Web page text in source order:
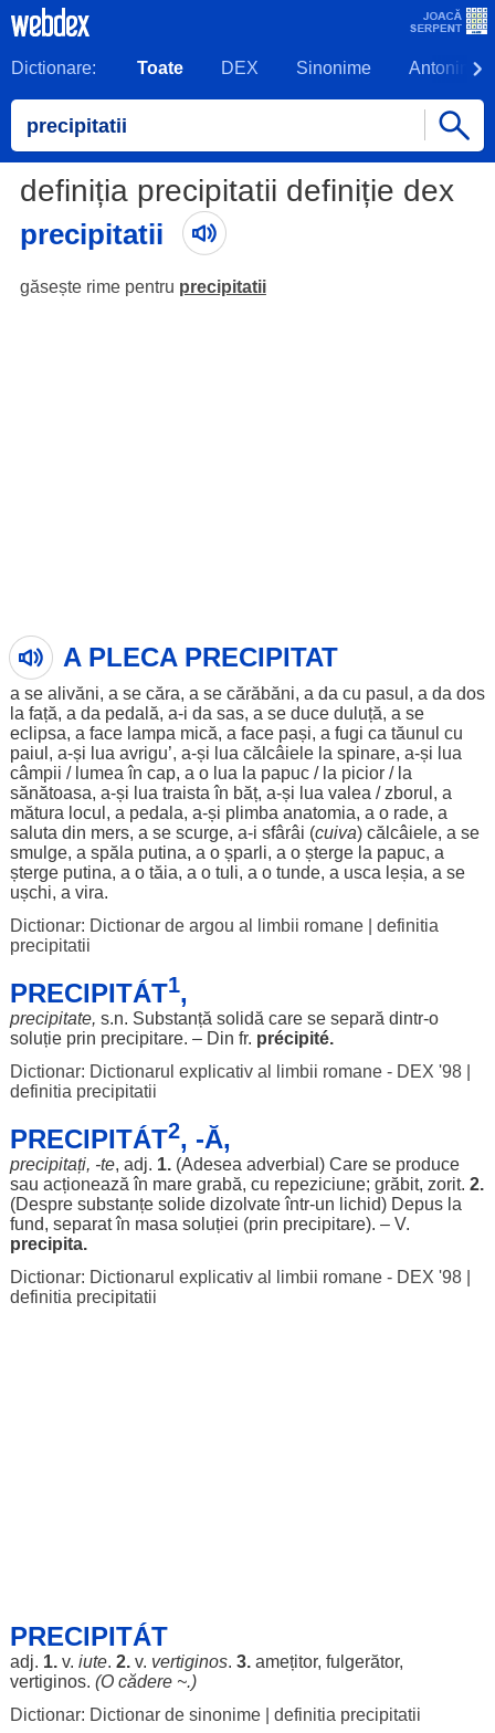
Dictionare: Toate DEX Sinonime Antonime
definiția precipitatii definiție dex
precipitatii
găsește rime pentru precipitatii
A PLECA PRECIPITAT
a se alivăni, a se căra, a se cărăbăni, a da cu pasul , a da dos
la față, a da pedală, a-i da sas, a se duce duluță, a se
eclipsa, a face lampa mică, a face pași, a fugi ca tăunul cu
paiul , a-și lua avrigu’, a-și lua călcâielela spinare, a-și lua
câmpii / lumea în cap, a o lua la papuc/ la picior/ la
sănătoasa, a-și lua traista în băț, a-și lua valea / zborul , a
mătura locul , a pedala, a-și plimba anatomia, a o rade, a
saluta din mers, a se scurge, a-i sfârâi (cuiva) călcâiele, a se
smulge, a spăla putina, a o șparli, a o ștergela papuc, a
șterge putina, a o tăia, a o tuli, a o tunde, a usca leșia, a se
ușchi, a vira.
Dictionar: Dictionar de argou al limbii romane| definitia
precipitatii
PRECIPITÁT1,
precipitate, s.n. Substanță solidă care se separă dintr-o
soluțieprin precipitare. – Din fr. précipité.
Dictionar: Dictionarul explicativ al limbii romane - DEX '98|
definitia precipitatii
PRECIPITÁT2, -Ă,
precipitați, -te, adj. 1.(Adesea adverbial ) Care se produce
sau acționează în mare grabă, cu repeziciune; grăbit, zorit. 2.
(Despre substanțe solide dizolvateîntr-un lichid) Depusla
fund, separatîn masa soluției (prin precipitare). – V.
precipita.
Dictionar: Dictionarul explicativ al limbii romane - DEX '98|
definitia precipitatii
PRECIPITÁT
adj. 1.v. iute. 2.v. vertiginos. 3. amețitor, fulgerător,
vertiginos. (O cădere~.)
Dictionar: Dictionar de sinonime| definitia precipitatii